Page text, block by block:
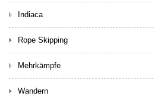
Indiaca
Rope Skipping
Mehrkämpfe
Wandern